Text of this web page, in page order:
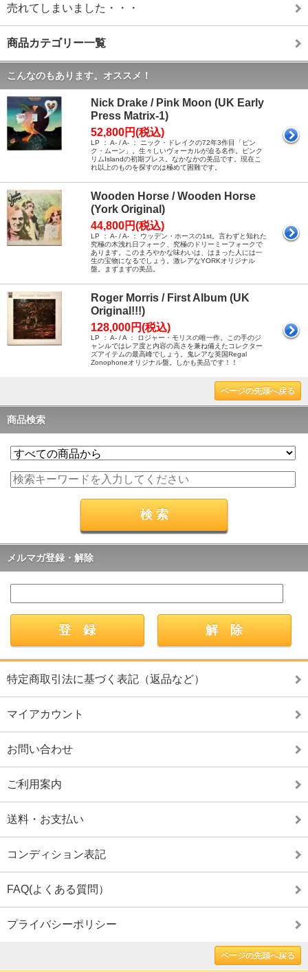
売れてしまいました・・・
商品カテゴリー一覧
こんなのもあります。オススメ！
Nick Drake / Pink Moon (UK Early
Press Matrix-1)
52,800円(税込)
LP ： A- / A- ： ニック・ドレイクの72年3作目「ピン
ク・ムーン」。生々しいヴォーカルが迫る名作。ピンク
リムIslandの初期プレス。なかなかの美品です。現在こ
れ以上のものを探すのは極めて困難です。
Wooden Horse / Wooden Horse
(York Original)
44,800円(税込)
LP ： A- / A- ： ウッデン・ホースの1st。言わずと知れた
究極の木洩れ日フォーク、究極のドリーミーフォークで
あります。このまろやかな味わいは、はまった人には一
生の宝物になるでしょう。激レアなYORKオリジナル
盤。まずまずの美品。
Roger Morris / First Album (UK
Original!!!)
128,000円(税込)
LP ： A- / A ： ロジャー・モリスの唯一作。この手のジ
ャンルではレア度と内容の高さを兼ね備えたコレクター
ズアイテムの最高峰でしょう。鬼レアな英国Regal
Zonophoneオリジナル盤。しかも美品です！！
ページの先頭へ戻る
商品検索
メルマガ登録・解除
特定商取引法に基づく表記（返品など）
マイアカウント
お問い合わせ
ご利用案内
送料・お支払い
コンディション表記
FAQ(よくある質問）
プライバシーポリシー
ページの先頭へ戻る